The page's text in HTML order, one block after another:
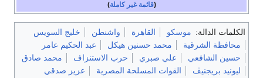
(قائمة غير كاملة)
الكلمات الدالة: موسكو القاهرة واشنطن
خليج السويس
محافظة الشرقية
محمد حسنين هيكل
عبد الحكيم عامر
حسين الشافعي
علي صبري حرب الاستنزاف
محمد صادق
ليونيد بريجنيڤ
القوات المسلحة المصرية
عزيز صدقي